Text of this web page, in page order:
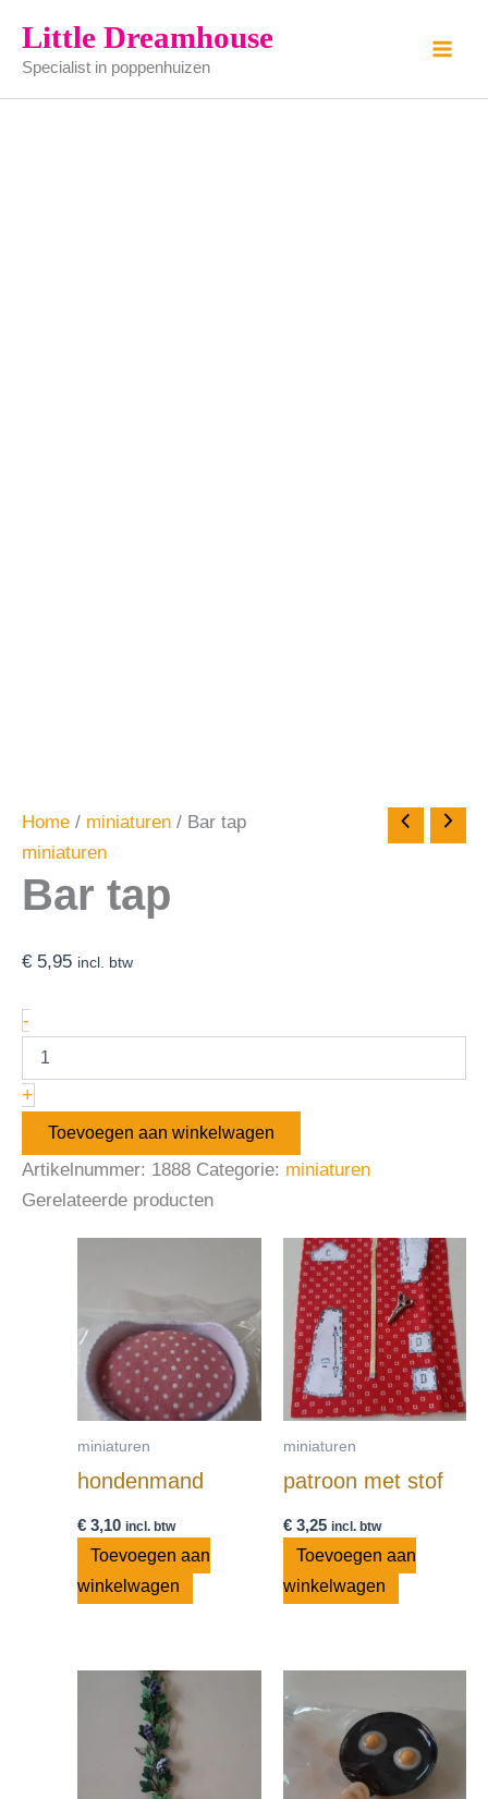
naar
inhoud
Little Dreamhouse
Specialist in poppenhuizen
Home / miniaturen / Bar tap
miniaturen
Bar tap
€ 5,95 incl. btw
-
tap
aantal
+
Toevoegen aan winkelwagen
Artikelnummer: 1888 Categorie: miniaturen
Gerelateerde producten
miniaturen
hondenmand
€ 3,10 incl. btw
Toevoegen aan
winkelwagen
miniaturen
patroon met stof
€3,25 incl. btw
Toevoegen aan
winkelwagen